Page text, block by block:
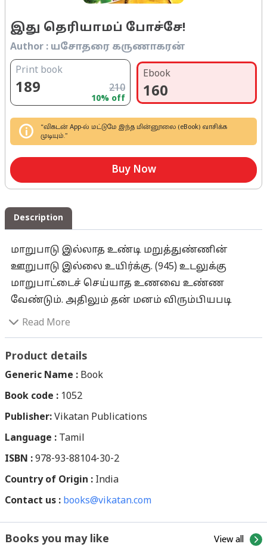
இது தெரியாமப் போச்சே!
Author : யசோதரை கருணாகரன்
Print book
189 210
10% off
Ebook
160
“விகடன் App-ல் மட்டுமே இந்த மின்னூலை (eBook) வாசிக்க
முடியும்.”
Buy Now
Description
மாறுபாடு இல்லாத உண்டி மறுத்துண்ணின்
ஊறுபாடு இல்லை உயிர்க்கு. (945) உடலுக்கு
மாறுபாட்டைச் செய்யாத உணவை உண்ண
வேண்டும். அதிலும் தன் மனம் விரும்பியபடி
அல்லாமல் நோய் வராத அளவுக்கு அளவு
உயிருக்கு எந்த ஊறும் இல்லை என்கிறார்
வேண்டி யுள்ளது. எனினும் இப்போக்கை மாற்ற
முடியும் என்கிற நம்பிக்கையைக் கொடுக்கிறது
இந்த நூல். காய்கறிகளின் குணம், கீரைகளின்
தவிர்க்க வேண்டும் என்று தெளிவாக ஆசிரியர்
குறிப்பிட்டிருப்பது இந்த நூலின் சிறப்பாகும்.
தாளிப்புப் பொருள்கள், மசாலாப் பொருள்கள்,
Read More
Product details
Generic Name : Book
Book code : 1052
Publisher: Vikatan Publications
Language : Tamil
ISBN : 978-93-88104-30-2
Country of Origin : India
Contact us : books@vikatan.com
Books you may like View all